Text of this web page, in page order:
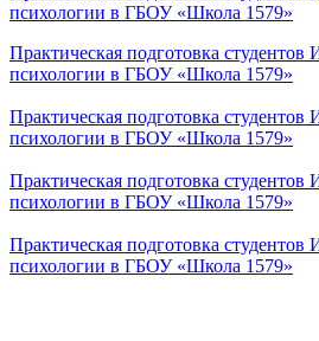
психологии в ГБОУ «Школа 1579»
Практическая подготовка студентов
психологии в ГБОУ «Школа 1579»
Практическая подготовка студентов
психологии в ГБОУ «Школа 1579»
Практическая подготовка студентов
психологии в ГБОУ «Школа 1579»
Практическая подготовка студентов
психологии в ГБОУ «Школа 1579»